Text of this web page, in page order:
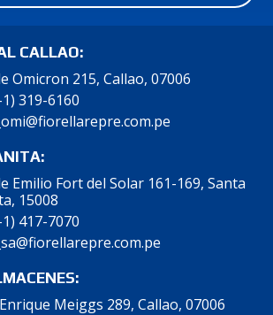
CALLAO:
Omicron 215, Callao, 07006
319-6160
Emilio Fort del Solar 161-169, Santa
15008
417-7070
Meiggs 289, Callao, 07006